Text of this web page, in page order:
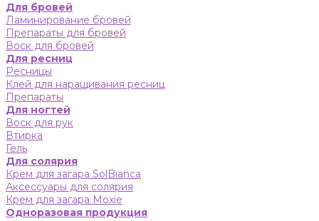
Для бровей
Ламинирование бровей
Препараты для бровей
Воск для бровей
Для ресниц
Ресницы
Клей для наращивания ресниц
Препараты
Для ногтей
Воск для рук
Втирка
Гель
Для солярия
Крем для загара SolBianca
Аксессуары для солярия
Крем для загара Moxie
Одноразовая продукция